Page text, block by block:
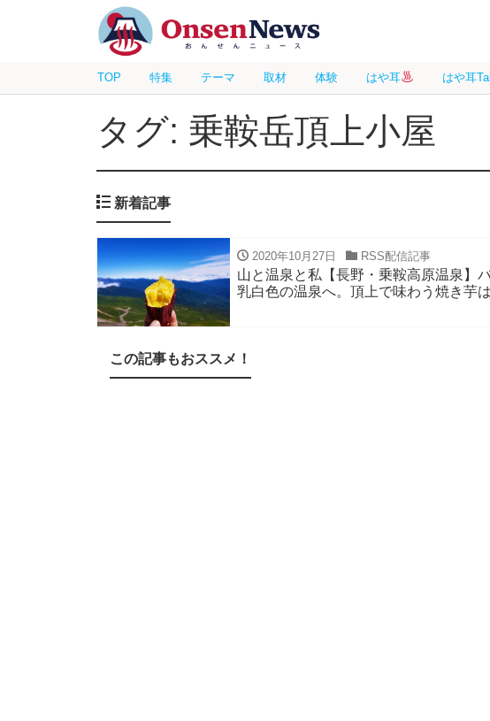
TOP 特集 テーマ 取材 体験 はや耳 はや耳
タグ: 乗鞍岳頂上小屋
新着記事
2020年10月27日 RSS配信記事
山と温泉と私【長野・乗鞍高原温泉】
乳白色の温泉へ。頂上で味わう焼き芋は
この記事もおススメ！